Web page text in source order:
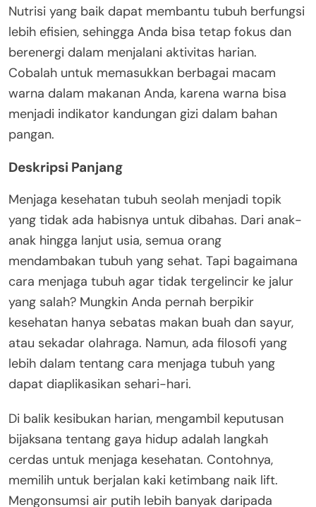
Nutrisi yang baik dapat membantu tubuh berfungsi
lebih efisien, sehingga Anda bisa tetap fokus dan
berenergi dalam menjalani aktivitas harian.
Cobalah untuk memasukkan berbagai macam
warna dalam makanan Anda, karena warna bisa
menjadi indikator kandungan gizi dalam bahan
pangan.
Deskripsi Panjang
Menjaga kesehatan tubuh seolah menjadi topik
yang tidak ada habisnya untuk dibahas. Dari anak-
anak hingga lanjut usia, semua orang
mendambakan tubuh yang sehat. Tapi bagaimana
cara menjaga tubuh agar tidak tergelincir ke jalur
yang salah? Mungkin Anda pernah berpikir
kesehatan hanya sebatas makan buah dan sayur,
atau sekadar olahraga. Namun, ada filosofi yang
lebih dalam tentang cara menjaga tubuh yang
dapat diaplikasikan sehari-hari.
Di balik kesibukan harian, mengambil keputusan
bijaksana tentang gaya hidup adalah langkah
cerdas untuk menjaga kesehatan. Contohnya,
memilih untuk berjalan kaki ketimbang naik lift.
Mengonsumsi air putih lebih banyak daripada